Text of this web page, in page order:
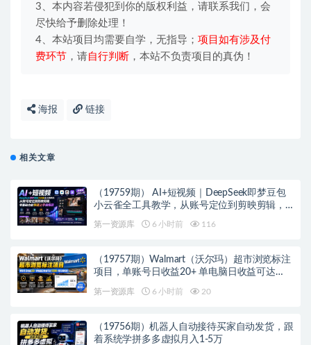
3、本内容若侵犯到你的版权利益，请联系我们，会
尽快给予删除处理！
4、本站项目均需要自学，无指导； 项目如有涉及付
费环节 ，请自行判断 ，本站不负责项目的真伪！
海报 链接
相关文章
（19759期） AI+短视频｜DeepSeek即梦豆包
小云雀全工具教学，从账号定位到剪映剪辑，
第一资源库 6 小时前 116
（19757期）Walmart（沃尔玛）超市浏览标注
项目，单账号日收益20+ 单电脑日收益可达
第一资源库 6 小时前 20
（19756期）机器人自动接待买家自动发货，跟
着系统学拼多多虚拟月入1-5万